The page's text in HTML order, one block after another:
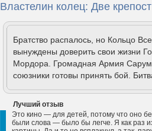
Властелин колец: Две
Братство распалось, но Кольцо
вынуждены доверить свои жизни
Мордора. Громадная Армия
союзники готовы принять бой.
Лучший отзыв
Это кино — для детей, потому что оно
были слова — было бы легче. Я как раз